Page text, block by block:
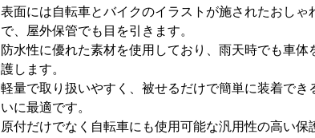
表面には自転車とバイクのイラストが施されたおしゃ
で、屋外保管でも目を引きます。
防水性に優れた素材を使用しており、雨天時でも車体
護します。
軽量で取り扱いやすく、被せるだけで簡単に装着でき
いに最適です。
原付だけでなく自転車にも使用可能な汎用性の高い保